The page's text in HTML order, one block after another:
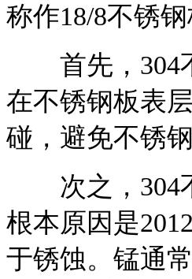
称作18/8不锈钢
首先，304不
在不锈钢板表
碰，避免不锈
次之，304不
根本原因是
于锈蚀。锰通